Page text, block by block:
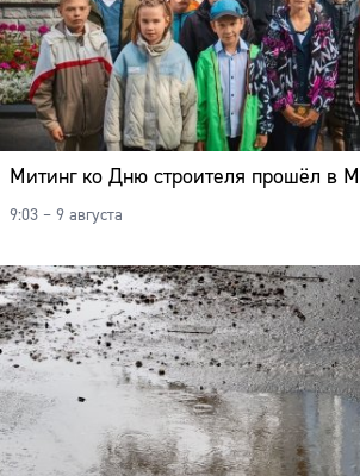
Митинг ко Дню строителя прошёл в
9:03 – 9 августа